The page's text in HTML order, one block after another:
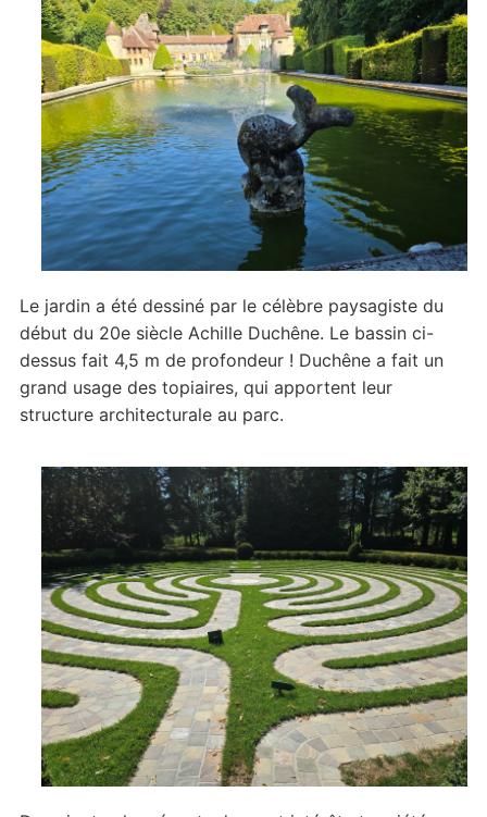
Le jardin a été dessiné par le célèbre paysagiste du
début du 20e siècle Achille Duchêne. Le bassin ci-
dessus fait 4,5 m de profondeur ! Duchêne a fait un
grand usage des topiaires, qui apportent leur
structure architecturale au parc.